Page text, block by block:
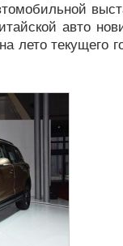
авто
лето текущего